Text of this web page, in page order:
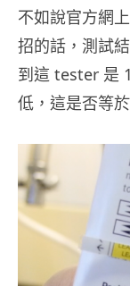
不如說官方網
招的話，測試
到這 tester 是
低，這是否等